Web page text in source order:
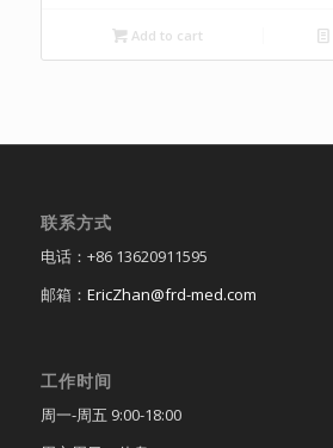
Add to cart
联系方式
电话：+86 13620911595
邮箱： EricZhan@frd-med.com
工作时间
周一-周五 9:00-18:00